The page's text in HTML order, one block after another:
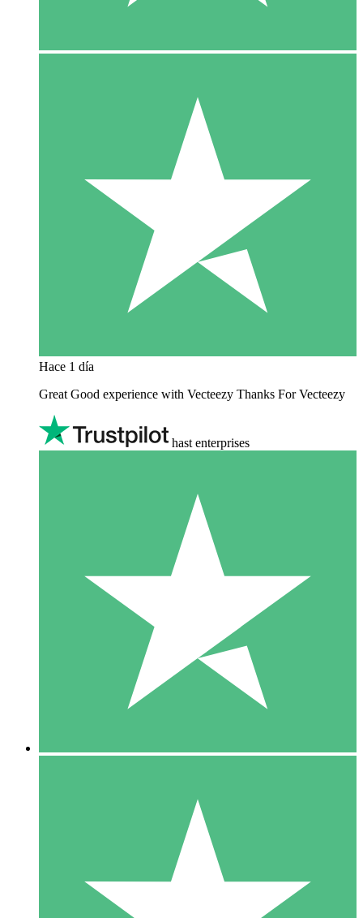
Hace 1 día
Great Good experience with Vecteezy Thanks For Vecteezy
hast enterprises